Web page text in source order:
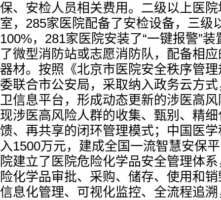
保、安检人员相关费用。二级以上医
室，285家医院配备了安检设备，三级
100%，281家医院安装了“一键报警”
了微型消防站或志愿消防队，配备相
器材。按照《北京市医院安全秩序管
委联合市公安局，采取纳入政务云方
卫信息平台，形成动态更新的涉医高
现涉医高风险人群的收集、甄别、精
馈、再共享的闭环管理模式；中国医
入1500万元，建成全国一流智慧安保
院建立了医院危险化学品安全管理体
险化学品审批、采购、储存、使用和
信息化管理、可视化监控、全流程追